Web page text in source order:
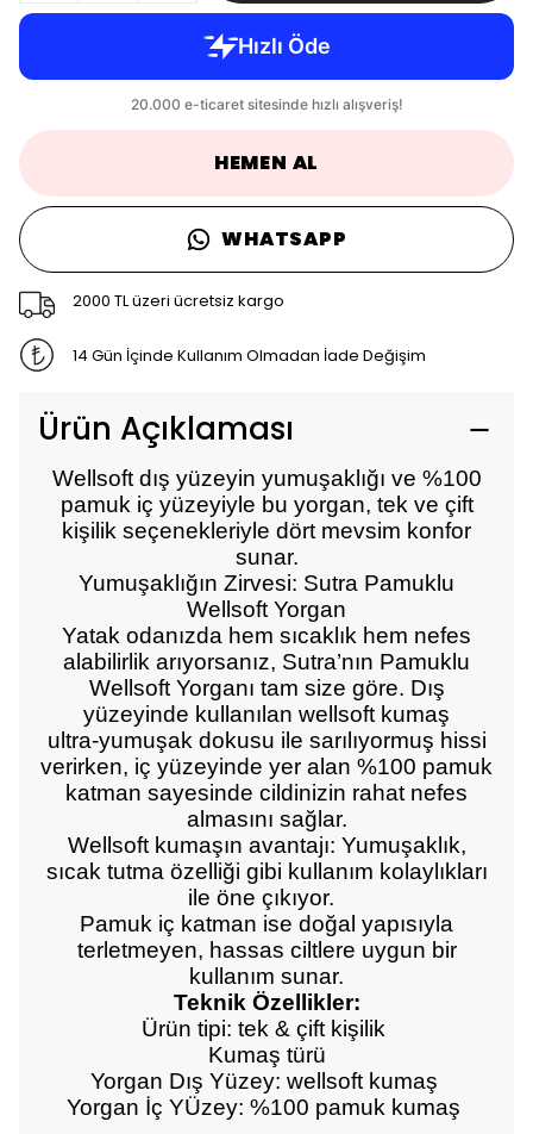
HEMEN AL
WHATSAPP
2000 TL üzeri ücretsiz kargo
14 Gün İçinde Kullanım Olmadan İade Değişim
Ürün Açıklaması
Wellsoft dış yüzeyin yumuşaklığı ve %100
pamuk iç yüzeyiyle bu yorgan, tek ve çift
kişilik seçenekleriyle dört mevsim konfor
sunar.
Yumuşaklığın Zirvesi: Sutra Pamuklu
Wellsoft Yorgan
Yatak odanızda hem sıcaklık hem nefes
alabilirlik arıyorsanız, Sutra’nın Pamuklu
Wellsoft Yorganı tam size göre. Dış
yüzeyinde kullanılan wellsoft kumaş
ultra‑yumuşak dokusu ile sarılıyormuş hissi
verirken, iç yüzeyinde yer alan %100 pamuk
katman sayesinde cildinizin rahat nefes
almasını sağlar.
Wellsoft kumaşın avantajı: Yumuşaklık,
sıcak tutma özelliği gibi kullanım kolaylıkları
ile öne çıkıyor.
Pamuk iç katman ise doğal yapısıyla
terletmeyen, hassas ciltlere uygun bir
kullanım sunar.
Teknik Özellikler:
Ürün tipi: tek & çift kişilik
Kumaş türü
Yorgan Dış Yüzey: wellsoft kumaş
Yorgan İç YÜzey: %100 pamuk kumaş